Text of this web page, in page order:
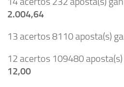
2.004,64
13 acertos 8110 aposta(s)
12 acertos 109480
12,00